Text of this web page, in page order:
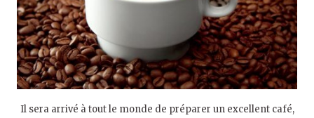
Il sera arrivé à tout le monde de préparer un excellent café,